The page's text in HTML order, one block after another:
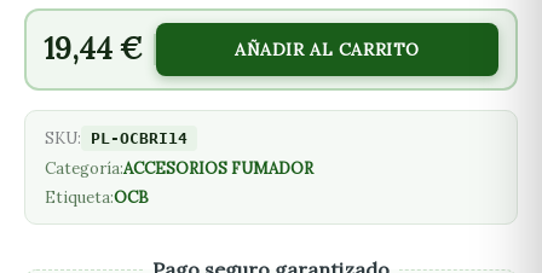
19,44€ AÑADIR AL CARRITO
SKU: PL-OCBRI14
Categoría:ACCESORIOS FUMADOR
Etiqueta:OCB